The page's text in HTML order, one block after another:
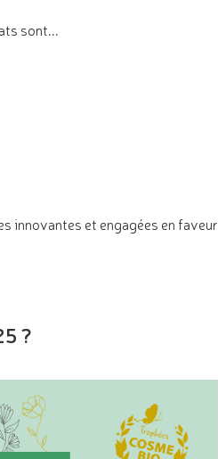
sont...
innovantes et engagées en faveur
?